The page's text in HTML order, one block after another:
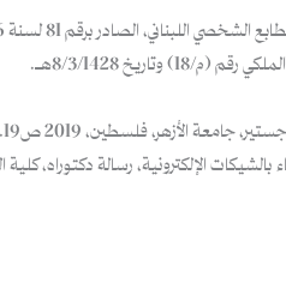
جامعة الأزهر، فلسطين، 2019 ص19.
الإلكترونية، رسالة دكتوراه، كلية الحقوق